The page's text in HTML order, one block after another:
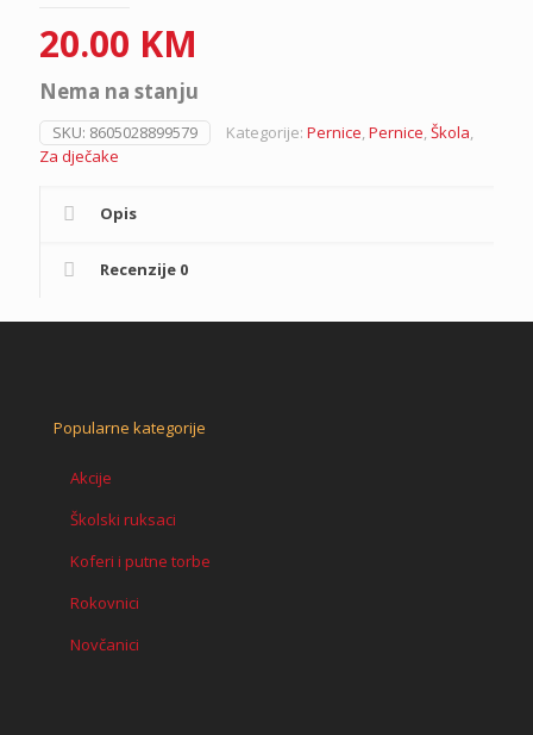
20.00 KM
Nema na stanju
SKU: 8605028899579 Kategorije: Pernice Pernice Škola
Za dječake
Opis
Recenzije 0
Popularne kategorije
Akcije
Školski ruksaci
Koferi i putne torbe
Rokovnici
Novčanici